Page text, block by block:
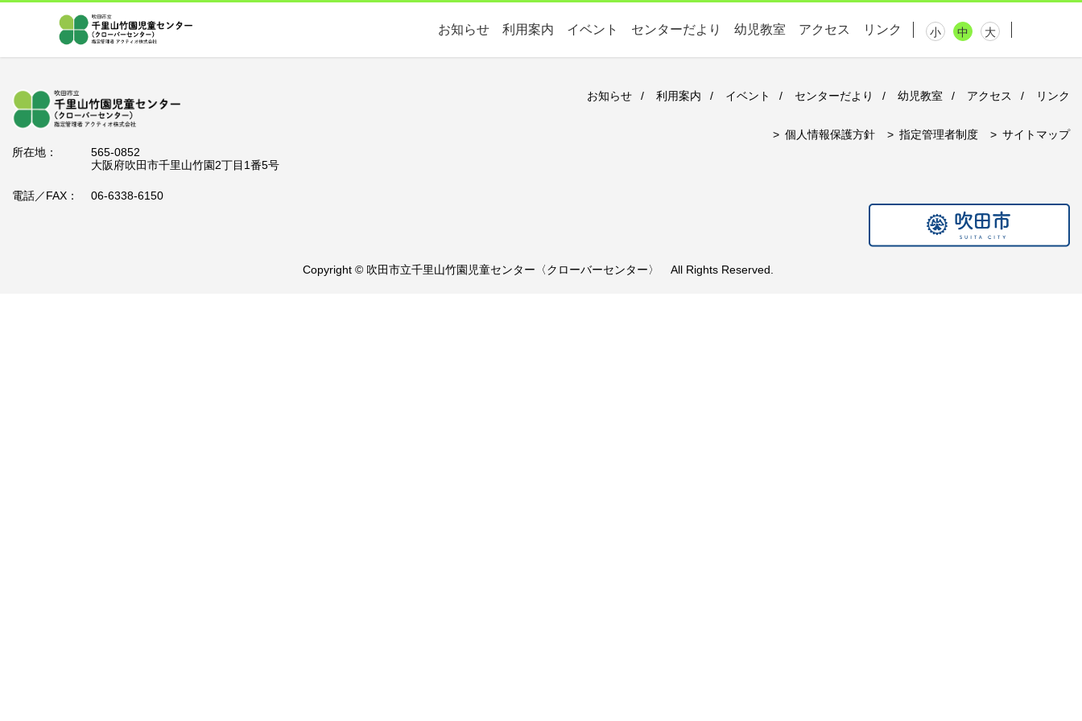
お知らせ 利用案内 イベント センターだより 幼児教室 アクセス リンク 小 中 大
所在地：
565-0852
大阪府吹田市千里山竹園2丁目1番5号
電話／FAX： 06-6338-6150
お知らせ 利用案内 イベント センターだより 幼児教室 アクセス リンク
個人情報保護方針 指定管理者制度 サイトマップ
Copyright © 吹田市立千里山竹園児童センター〈クローバーセンター〉 All Rights Reserved.